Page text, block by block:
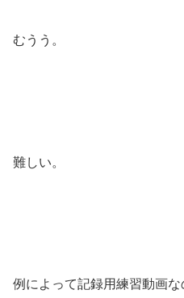
むうう。
難しい。
例によって記録用練習動画